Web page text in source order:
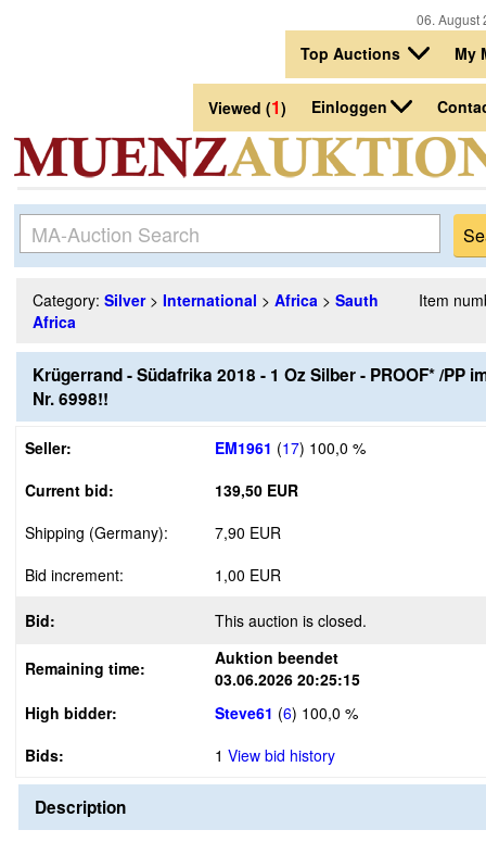
06.
Top Auctions My
Viewed (1) Einloggen
Category: Silver> International > Africa > Sauth
Africa
Item
Krügerrand - Südafrika 2018 - 1 Oz Silber - PROOF* /PP
Nr. 6998!!
Seller: EM1961 (17) 100,0 %
Current bid:
139,50 EUR
Shipping (Germany):
7,90 EUR
Bid increment:
1,00 EUR
Bid: This auction is closed.
Remaining time:
Auktion beendet
03.06.2026 20:25:15
High bidder:
Steve61 (6) 100,0 %
Bids:
1 View bid history
Description